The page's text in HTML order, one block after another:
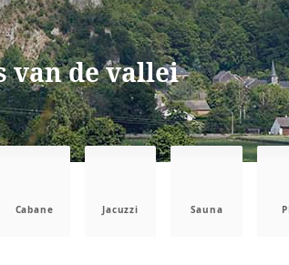
van de vallei
Cabane Jacuzzi Sauna